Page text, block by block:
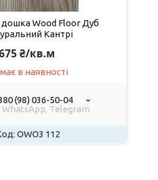
Wood Floor Дуб
Кантрі
₴/кв.м
в наявності
(98) 036-50-04
WhatsApp, Telegram
OWO3 112